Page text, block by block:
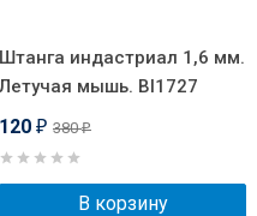
Штанга индастриал 1,6 мм.
Летучая мышь. BI1727
120 ₽ 380₽
В корзину